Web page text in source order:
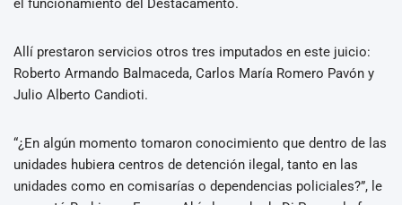
el funcionamiento del Destacamento.
Allí prestaron servicios otros tres imputados en este juicio:
Roberto Armando Balmaceda, Carlos María Romero Pavón y
Julio Alberto Candioti.
“¿En algún momento tomaron conocimiento que dentro de las
unidades hubiera centros de detención ilegal, tanto en las
unidades como en comisarías o dependencias policiales?”, le